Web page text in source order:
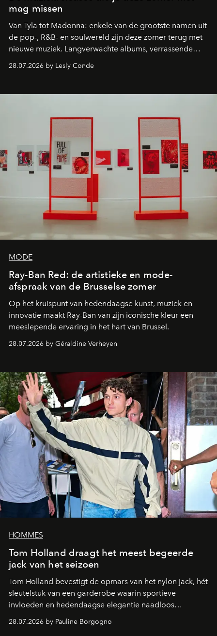
mag missen
Van Tyla tot Madonna: enkele van de grootste namen uit
de pop-, R&B- en soulwereld zijn deze zomer terug met
nieuwe muziek. Langverwachte albums, verrassende
comebacks en veelbelovende nieuwe projecten: dit zijn
de releases die je niet mag missen.
28.07.2026 by Lesly Conde
MODE
Ray-Ban Red: de artistieke en mode-
afspraak van de Brusselse zomer
Op het kruispunt van hedendaagse kunst, muziek en
innovatie maakt Ray-Ban van zijn iconische kleur een
meeslepende ervaring in het hart van Brussel.
28.07.2026 by Géraldine Verheyen
HOMMES
Tom Holland draagt het meest begeerde
jack van het seizoen
Tom Holland bevestigt de opmars van het nylon jack, hét
sleutelstuk van een garderobe waarin sportieve
invloeden en hedendaagse elegantie naadloos
samenkomen.
28.07.2026 by Pauline Borgogno